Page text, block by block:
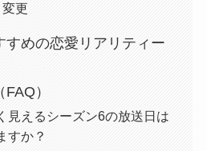
更
すめの恋愛リアリティー
）
見えるシーズン6の放送日は
すか？